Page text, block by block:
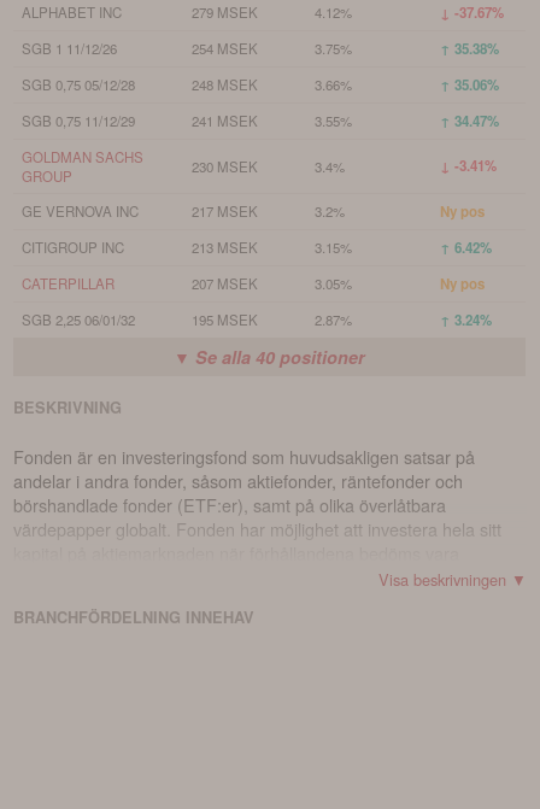
ALPHABET INC 279 MSEK 4.12% ↓ -37.67%
SGB 1 11/12/26 254 MSEK 3.75% ↑ 35.38%
SGB 0,75 05/12/28 248 MSEK 3.66% ↑ 35.06%
SGB 0,75 11/12/29 241 MSEK 3.55% ↑ 34.47%
GOLDMAN SACHS
GROUP
230 MSEK 3.4% ↓ -3.41%
GE VERNOVA INC 217 MSEK 3.2% Ny pos
CITIGROUP INC 213 MSEK 3.15% ↑ 6.42%
CATERPILLAR 207 MSEK 3.05% Ny pos
SGB 2,25 06/01/32 195 MSEK 2.87% ↑ 3.24%
▼ Se alla40 positioner
BESKRIVNING
Fonden är en investeringsfond som huvudsakligen satsar på
andelar i andra fonder, såsom aktiefonder, räntefonder och
börshandlade fonder (ETF:er), samt på olika överlåtbara
värdepapper globalt. Fonden har möjlighet att investera hela sitt
fördelaktiga för värdeökning. Om marknadsförutsättningarna inte
hela sitt kapital på räntemarknaden.
Visa beskrivningen ▼
BRANCHFÖRDELNING INNEHAV